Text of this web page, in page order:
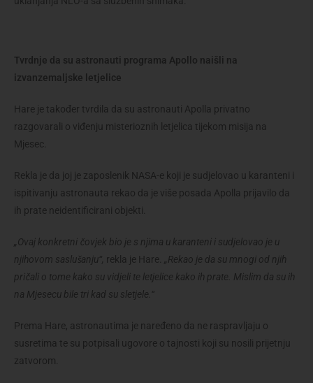
Tvrdnje da su astronauti programa Apollo naišli na
izvanzemaljske letjelice
Hare je također tvrdila da su astronauti Apolla privatno
razgovarali o viđenju misterioznih letjelica tijekom misija na
Mjesec.
Rekla je da joj je zaposlenik NASA-e koji je sudjelovao u karanteni i
ispitivanju astronauta rekao da je više posada Apolla prijavilo da
ih prate neidentificirani objekti.
„Ovaj konkretni čovjek bio je s njima u karanteni i sudjelovao je u
njihovom saslušanju“, rekla je Hare.
„Rekao je da su mnogi od njih
pričali o tome kako su vidjeli te letjelice kako ih prate. Mislim da su ih
na Mjesecu bile tri kad su sletjele.“
Prema Hare, astronautima je naređeno da ne raspravljaju o
susretima te su potpisali ugovore o tajnosti koji su nosili prijetnju
zatvorom.